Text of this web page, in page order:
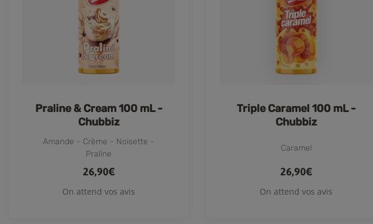
Praline & Cream 100 mL -
Chubbiz
Amande - Crème - Noisette -
Praline
26,90€
On attend vos avis
Triple Caramel 100 mL -
Chubbiz
Caramel
26,90€
On attend vos avis